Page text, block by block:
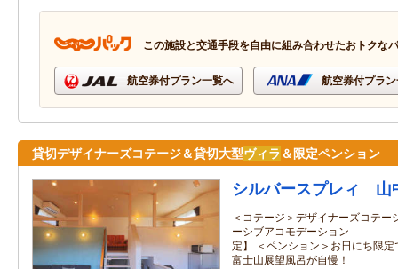
この施設と交通手段を自由に組み合わせたおトクな
航空券付プラン一覧へ 航空券付プラ
貸切デザイナーズコテージ＆貸切大型ヴィラ ＆限定ペンション
シルバースプレィ 山
＜コテージ＞デザイナーズコテー
ーシブアコモデーション
定】 ＜ペンション＞お日にち限
富士山展望風呂が自慢！